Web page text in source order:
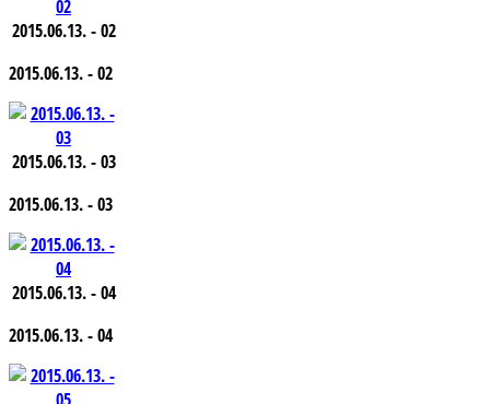
2015.06.13. - 02
2015.06.13. - 02
2015.06.13. - 03
2015.06.13. - 03
2015.06.13. - 04
2015.06.13. - 04